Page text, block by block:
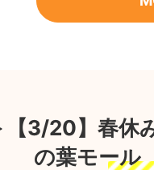
【3/20】春休
の葉モール